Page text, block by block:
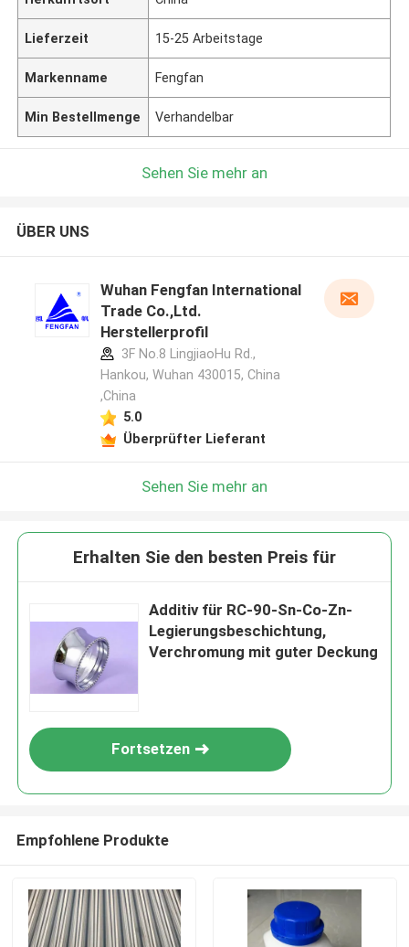
Lieferzeit 15-25 Arbeitstage
Markenname Fengfan
Min Bestellmenge Verhandelbar
Sehen Sie mehr an
ÜBER UNS
Wuhan Fengfan International
Trade Co.,Ltd.
Herstellerprofil
3F No.8 LingjiaoHu Rd.,
Hankou, Wuhan 430015, China
,China
5.0
Überprüfter Lieferant
Sehen Sie mehr an
Erhalten Sie den besten Preis für
Additiv für RC-90-Sn-Co-Zn-
Legierungsbeschichtung,
Verchromung mit guter Deckung
Fortsetzen
Empfohlene Produkte